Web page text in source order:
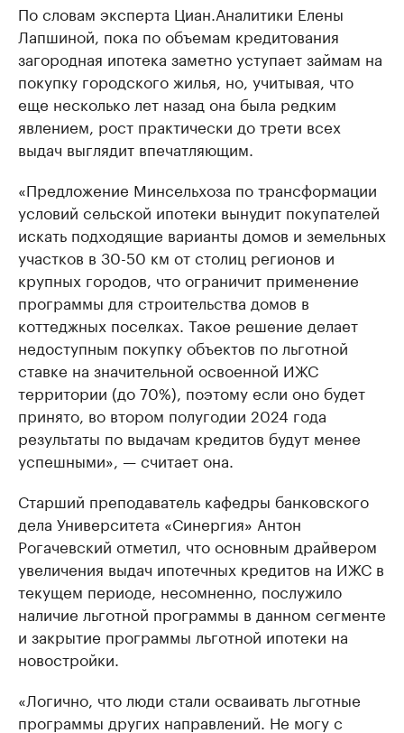
По словам эксперта Циан.Аналитики Елены
Лапшиной, пока по объемам кредитования
загородная ипотека заметно уступает займам на
покупку городского жилья, но, учитывая, что
еще несколько лет назад она была редким
явлением, рост практически до трети всех
выдач выглядит впечатляющим.
«Предложение Минсельхоза по трансформации
условий сельской ипотеки вынудит покупателей
искать подходящие варианты домов и земельных
участков в 30-50 км от столиц регионов и
крупных городов, что ограничит применение
программы для строительства домов в
коттеджных поселках. Такое решение делает
недоступным покупку объектов по льготной
ставке на значительной освоенной ИЖС
территории (до 70%), поэтому если оно будет
принято, во втором полугодии 2024 года
результаты по выдачам кредитов будут менее
успешными», — считает она.
Старший преподаватель кафедры банковского
дела Университета «Синергия» Антон
Рогачевский отметил, что основным драйвером
увеличения выдач ипотечных кредитов на ИЖС в
текущем периоде, несомненно, послужило
наличие льготной программы в данном сегменте
и закрытие программы льготной ипотеки на
новостройки.
«Логично, что люди стали осваивать льготные
программы других направлений. Не могу с